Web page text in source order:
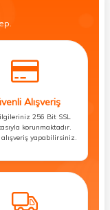
Alışveriş
256 Bit SSL
korunmaktadır.
alışveriş yapabilirsiniz.